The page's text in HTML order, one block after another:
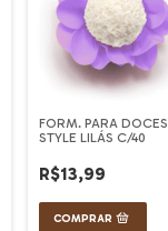
FORM. PARA DOCES
STYLE LILÁS C/40
R$13,99